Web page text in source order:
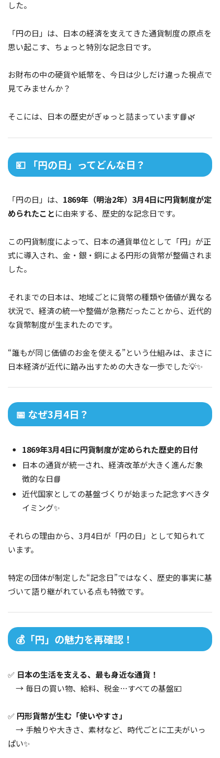
した。
「円の日」は、日本の経済を支えてきた通貨制度の原点を
思い起こす、ちょっと特別な記念日です。
お財布の中の硬貨や紙幣を、今日は少しだけ違った視点で
見てみませんか？
そこには、日本の歴史がぎゅっと詰まっています📘🌿
💴 「円の日」ってどんな日？
「円の日」は、 1869年（明治2年）3月4日に円貨制度が定
められたことに由来する、歴史的な記念日です。
この円貨制度によって、日本の通貨単位として「円」が正
式に導入され、金・銀・銅による円形の貨幣が整備されま
した。
それまでの日本は、地域ごとに貨幣の種類や価値が異なる
状況で、経済の統一や整備が急務だったことから、近代的
な貨幣制度が生まれたのです。
“誰もが同じ価値のお金を使える”という仕組みは、まさに
日本経済が近代に踏み出すための大きな一歩でした💡✨
📅 なぜ3月4日？
1869年3月4日に円貨制度が定められた歴史的日付
日本の通貨が統一され、経済改革が大きく進んだ象
徴的な日📘
近代国家としての基盤づくりが始まった記念すべきタ
イミング✨
それらの理由から、3月4日が「円の日」として知られて
います。
特定の団体が制定した“記念日”ではなく、歴史的事実に基
づいて語り継がれている点も特徴です。
💰「円」の魅力を再確認！
✅ 日本の生活を支える、最も身近な通貨！
→ 毎日の買い物、給料、税金…すべての基盤💴
✅ 円形貨幣が生む「使いやすさ」
→ 手触りや大きさ、素材など、時代ごとに工夫がいっ
ぱい✨